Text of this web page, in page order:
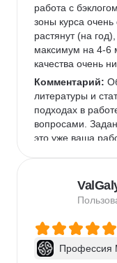
работа с
зоны курса
растянут (на
максимум на 4-6
качества очень
Комментарий:
литературы и
подходах в
вопросами.
это уже ваша
Профессия